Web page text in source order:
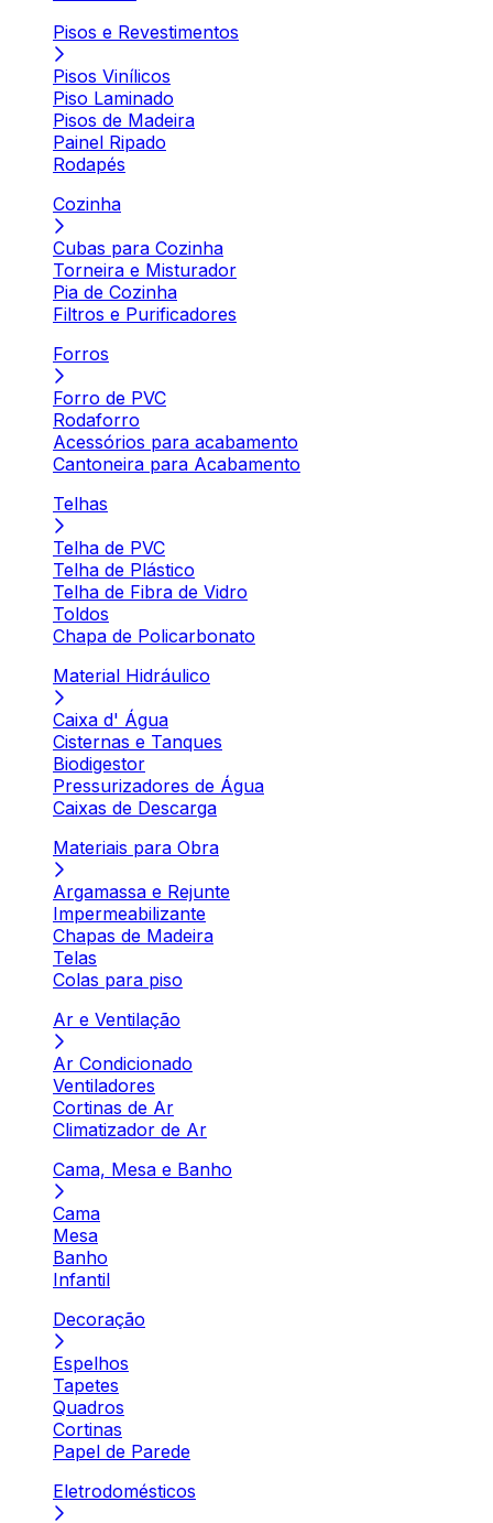
Pisos e Revestimentos
Pisos Vinílicos
Piso Laminado
Pisos de Madeira
Painel Ripado
Rodapés
Cozinha
Cubas para Cozinha
Torneira e Misturador
Pia de Cozinha
Filtros e Purificadores
Forros
Forro de PVC
Rodaforro
Acessórios para acabamento
Cantoneira para Acabamento
Telhas
Telha de PVC
Telha de Plástico
Telha de Fibra de Vidro
Toldos
Chapa de Policarbonato
Material Hidráulico
Caixa d' Água
Cisternas e Tanques
Biodigestor
Pressurizadores de Água
Caixas de Descarga
Materiais para Obra
Argamassa e Rejunte
Impermeabilizante
Chapas de Madeira
Telas
Colas para piso
Ar e Ventilação
Ar Condicionado
Ventiladores
Cortinas de Ar
Climatizador de Ar
Cama, Mesa e Banho
Cama
Mesa
Banho
Infantil
Decoração
Espelhos
Tapetes
Quadros
Cortinas
Papel de Parede
Eletrodomésticos